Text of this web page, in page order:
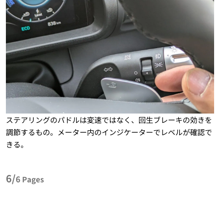
ステアリングのパドルは変速ではなく、回生ブレーキの効きを
調節するもの。メーター内のインジケーターでレベルが確認で
きる。
6/6 Pages